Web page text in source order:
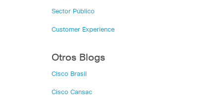
Sector Público
Customer Experience
Otros Blogs
Cisco Brasil
Cisco Cansac